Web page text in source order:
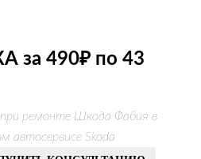
за 490₽ по 43
при ремонте Шкода Фабия в
автосервисе Skoda